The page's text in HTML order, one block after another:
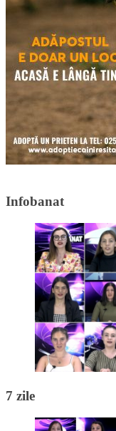
Infobanat
7 zile